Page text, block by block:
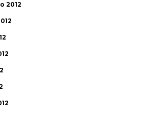
2012